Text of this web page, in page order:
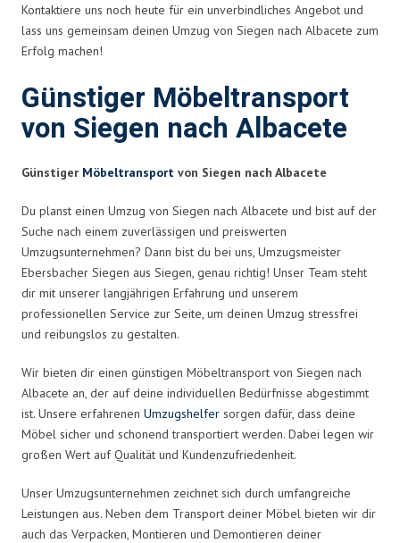
Kontaktiere uns noch heute für ein unverbindliches Angebot und
lass uns gemeinsam deinen Umzug von Siegen nach Albacete zum
Erfolg machen!
Günstiger Möbeltransport
von Siegen nach Albacete
Günstiger Möbeltransport von Siegen nach Albacete
Du planst einen Umzug von Siegen nach Albacete und bist auf der
Suche nach einem zuverlässigen und preiswerten
Umzugsunternehmen? Dann bist du bei uns, Umzugsmeister
Ebersbacher Siegen aus Siegen, genau richtig! Unser Team steht
dir mit unserer langjährigen Erfahrung und unserem
professionellen Service zur Seite, um deinen Umzug stressfrei
und reibungslos zu gestalten.
Wir bieten dir einen günstigen Möbeltransport von Siegen nach
Albacete an, der auf deine individuellen Bedürfnisse abgestimmt
ist. Unsere erfahrenen Umzugshelfer sorgen dafür, dass deine
Möbel sicher und schonend transportiert werden. Dabei legen wir
großen Wert auf Qualität und Kundenzufriedenheit.
Unser Umzugsunternehmen zeichnet sich durch umfangreiche
Leistungen aus. Neben dem Transport deiner Möbel bieten wir dir
auch das Verpacken, Montieren und Demontieren deiner